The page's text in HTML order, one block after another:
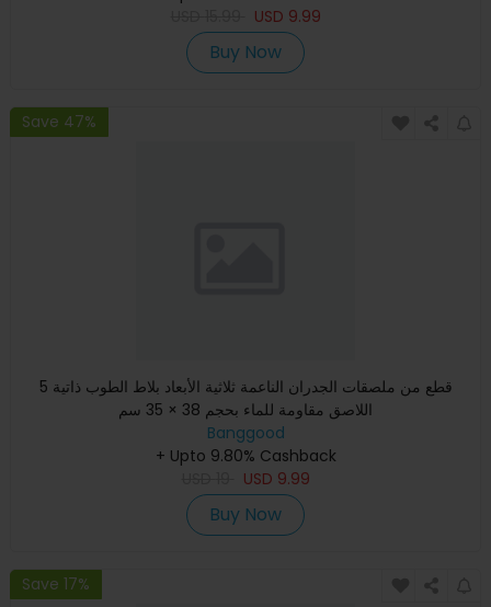
USD 9.99
Buy Now
Save 47%
5 قطع من ملصقات الجدران الناعمة ثلاثية الأبعاد بلاط الطوب ذاتية
اللاصق مقاومة للماء بحجم 38 × 35 سم
Banggood
+ Upto 9.80% Cashback
USD 9.99
Buy Now
Save 17%